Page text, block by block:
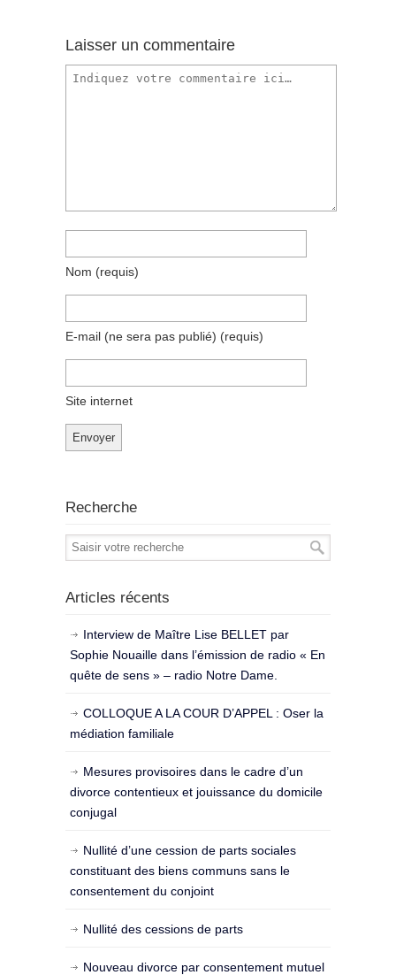
Laisser un commentaire
Nom (requis)
E-mail (ne sera pas publié) (requis)
Site internet
Recherche
Articles récents
Interview de Maître Lise BELLET par
Sophie Nouaille dans l’émission de radio « En
quête de sens » – radio Notre Dame.
COLLOQUE A LA COUR D’APPEL : Oser la
médiation familiale
Mesures provisoires dans le cadre d’un
divorce contentieux et jouissance du domicile
conjugal
Nullité d’une cession de parts sociales
constituant des biens communs sans le
consentement du conjoint
Nullité des cessions de parts
Nouveau divorce par consentement mutuel